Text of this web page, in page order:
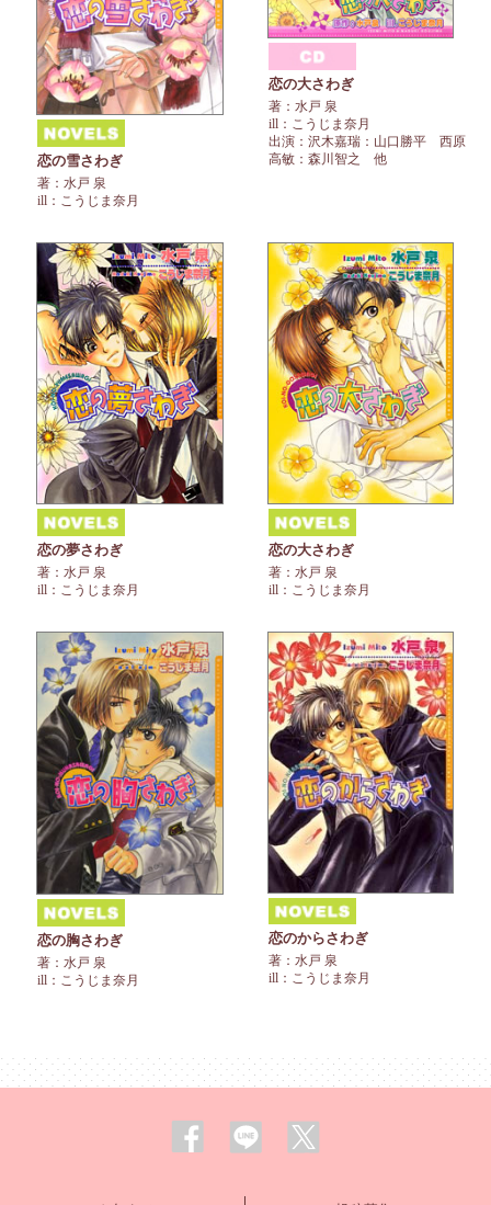
恋の雪さわぎ
著：水戸 泉
ill：こうじま奈月
恋の大さわぎ
著：水戸 泉
ill：こうじま奈月
出演：沢木嘉瑞：山口勝平 西原
高敏：森川智之 他
恋の夢さわぎ
著：水戸 泉
ill：こうじま奈月
恋の大さわぎ
著：水戸 泉
ill：こうじま奈月
恋の胸さわぎ
著：水戸 泉
ill：こうじま奈月
恋のからさわぎ
著：水戸 泉
ill：こうじま奈月